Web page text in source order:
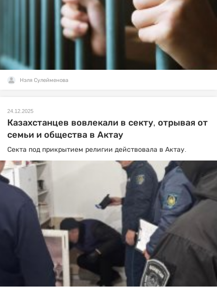
Нэля Сулейменова
24.12.2025
Казахстанцев вовлекали в секту, отрывая от
семьи и общества в Актау
Секта под прикрытием религии действовала в Актау.